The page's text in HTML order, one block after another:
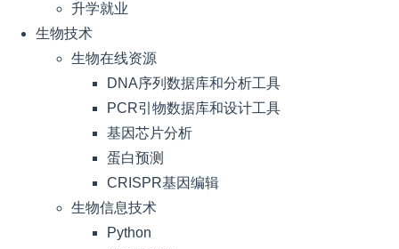
升学就业
生物技术
生物在线资源
DNA序列数据库和分析工具
PCR引物数据库和设计工具
基因芯片分析
蛋白预测
CRISPR基因编辑
生物信息技术
Python